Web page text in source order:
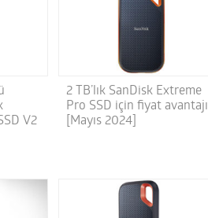
V2
2 TB’lık SanDisk Extreme
Pro SSD için fiyat avantajı
[Mayıs 2024]